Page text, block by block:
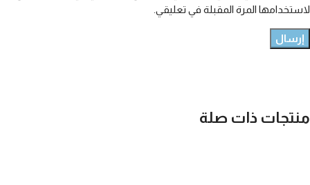
لاستخدامها المرة المقبلة في تعليقي.
منتجات ذات صلة